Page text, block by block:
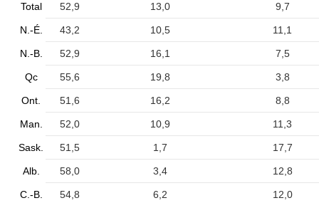
Total
52,9 13,0 9,7
N.-É. 43,2 10,5 11,1
N.-B. 52,9 16,1 7,5
Qc 55,6 19,8 3,8
Ont. 51,6 16,2 8,8
Man. 52,0 10,9 11,3
Sask. 51,5 1,7 17,7
Alb. 58,0 3,4 12,8
C.-B. 54,8 6,2 12,0